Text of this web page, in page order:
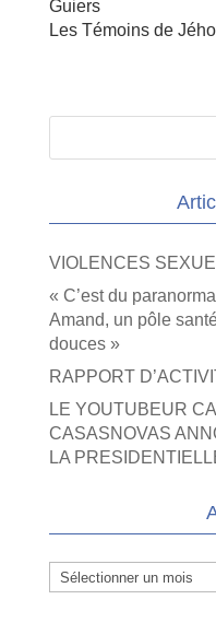
Guiers
Les Témoins de
VIOLENCES
« C’est du
Amand, un pôle
douces »
RAPPORT
LE YOUTUBEUR
CASASNOVAS
LA
Archives